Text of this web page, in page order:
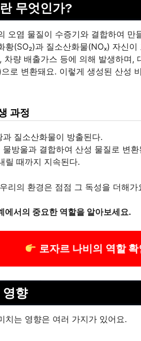
무엇인가?
오염 물질이 수증기와 결합하여 만
황(SO₂)과 질소산화물(NOₓ) 자신
차량 배출가스 등에 의해 발생하며,
로 변환돼요. 이렇게 생성된 산성
과정
질소산화물이 방출된다.
물방울과 결합하여 산성 물질로 변환
릴 때까지 지속된다.
리의 환경은 점점 그 독성을 더해가
에서의 중요한 역할을 알아보세요.
로자르 나비의 역할 확
영향
치는 영향은 여러 가지가 있어요.